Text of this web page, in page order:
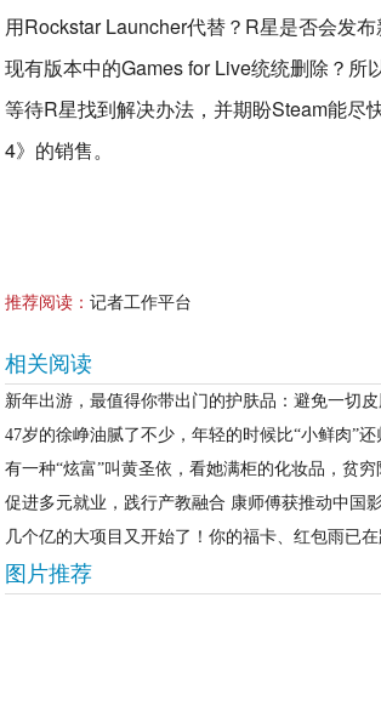
用Rockstar Launcher代替？R星是否会发
现有版本中的Games for Live统统删除？所
等待R星找到解决办法，并期盼Steam能尽
4》的销售。
推荐阅读：记者工作平台
相关阅读
新年出游，最值得你带出门的护肤品：避免一切
47岁的徐峥油腻了不少，年轻的时候比“小鲜肉”
有一种“炫富”叫黄圣依，看她满柜的化妆品，贫穷
促进多元就业，践行产教融合 康师傅获推动中国
几个亿的大项目又开始了！你的福卡、红包雨已
图片推荐